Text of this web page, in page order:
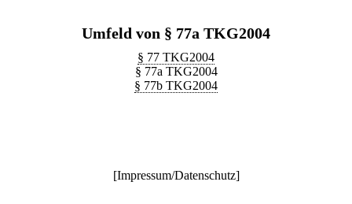
Umfeld von § 77a TKG2004
§ 77 TKG2004
§ 77a TKG2004
§ 77b TKG2004
[Impressum/Datenschutz]